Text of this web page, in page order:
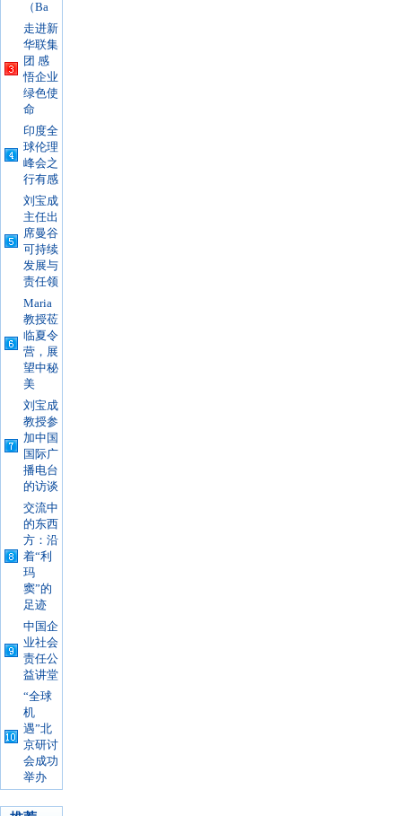
（Ba
走进新
华联集
团 感
悟企业
绿色使
命
印度全
球伦理
峰会之
行有感
刘宝成
主任出
席曼谷
可持续
发展与
责任领
Maria
教授莅
临夏令
营，展
望中秘
美
刘宝成
教授参
加中国
国际广
播电台
的访谈
交流中
的东西
方：沿
着“利
玛
窦”的
足迹
中国企
业社会
责任公
益讲堂
“全球
机
遇”北
京研讨
会成功
举办